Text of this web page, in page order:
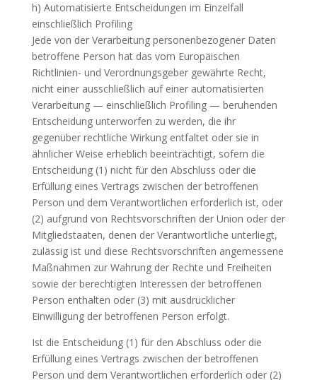
h) Automatisierte Entscheidungen im Einzelfall
einschließlich Profiling
Jede von der Verarbeitung personenbezogener Daten
betroffene Person hat das vom Europäischen
Richtlinien- und Verordnungsgeber gewährte Recht,
nicht einer ausschließlich auf einer automatisierten
Verarbeitung — einschließlich Profiling — beruhenden
Entscheidung unterworfen zu werden, die ihr
gegenüber rechtliche Wirkung entfaltet oder sie in
ähnlicher Weise erheblich beeinträchtigt, sofern die
Entscheidung (1) nicht für den Abschluss oder die
Erfüllung eines Vertrags zwischen der betroffenen
Person und dem Verantwortlichen erforderlich ist, oder
(2) aufgrund von Rechtsvorschriften der Union oder der
Mitgliedstaaten, denen der Verantwortliche unterliegt,
zulässig ist und diese Rechtsvorschriften angemessene
Maßnahmen zur Wahrung der Rechte und Freiheiten
sowie der berechtigten Interessen der betroffenen
Person enthalten oder (3) mit ausdrücklicher
Einwilligung der betroffenen Person erfolgt.
Ist die Entscheidung (1) für den Abschluss oder die
Erfüllung eines Vertrags zwischen der betroffenen
Person und dem Verantwortlichen erforderlich oder (2)